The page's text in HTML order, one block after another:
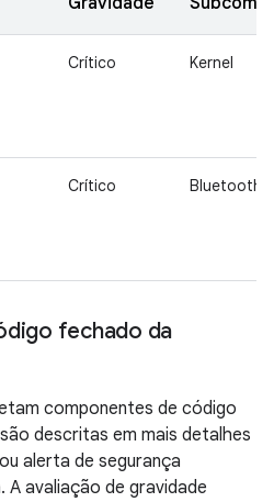
Crítico Kernel
Crítico Bluetooth
fechado da
componentes de código
descritas em mais detalhes
alerta de segurança
A avaliação de gravidade